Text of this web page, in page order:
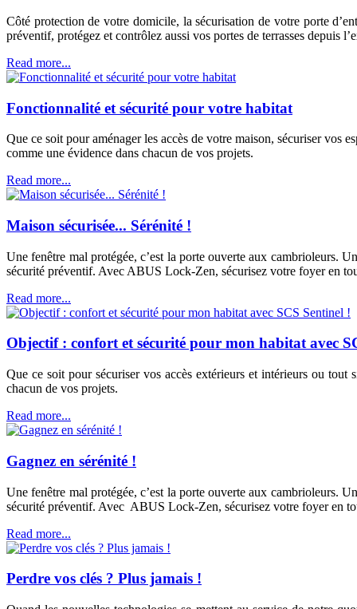
Côté protection de votre domicile, la sécurisation de votre porte
préventif, protégez et contrôlez aussi vos portes de terrasses depuis
Read more...
Fonctionnalité et sécurité pour votre habitat
Que ce soit pour aménager les accès de votre maison, sécuriser
comme une évidence dans chacun de vos projets.
Read more...
Maison sécurisée... Sérénité !
Une fenêtre mal protégée, c’est la porte ouverte aux cambrioleurs.
sécurité préventif. Avec ABUS Lock-Zen, sécurisez votre foyer en
Read more...
Objectif : confort et sécurité pour mon habitat avec
Que ce soit pour sécuriser vos accès extérieurs et intérieurs ou
chacun de vos projets.
Read more...
Gagnez en sérénité !
Une fenêtre mal protégée, c’est la porte ouverte aux cambrioleurs.
sécurité préventif. Avec ABUS Lock-Zen, sécurisez votre foyer en
Read more...
Perdre vos clés ? Plus jamais !